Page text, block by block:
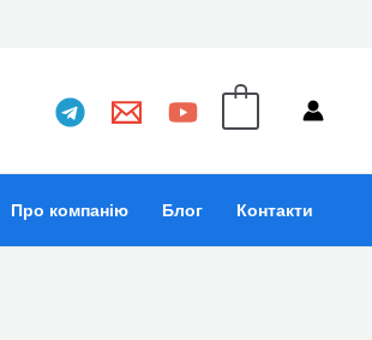
Про компанію Блог Контакти